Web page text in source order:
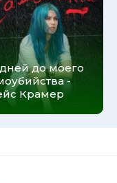
до моего
-
Крамер